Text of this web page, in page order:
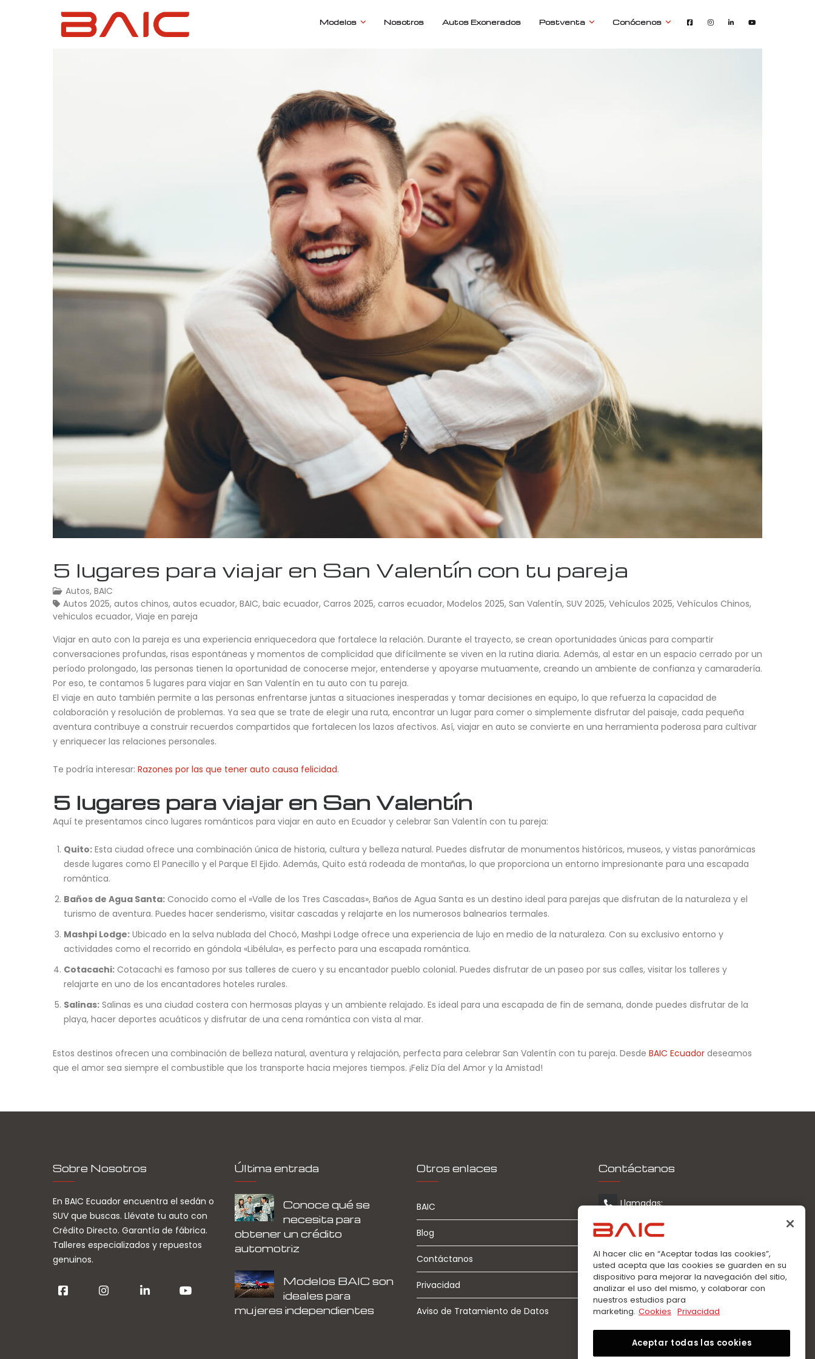
Modelos Nosotros Autos Exonerados Postventa Conócenos
5 lugares para viajar en San Valentín con tu pareja
Autos, BAIC
Autos 2025, autos chinos, autos ecuador, BAIC, baic ecuador, Carros 2025, carros ecuador, Modelos 2025, San Valentín, SUV 2025, Vehículos 2025, Vehículos Chinos,
vehiculos ecuador, Viaje en pareja
Viajar en auto con la pareja es una experiencia enriquecedora que fortalece la relación. Durante el trayecto, se crean oportunidades únicas para compartir
conversaciones profundas, risas espontáneas y momentos de complicidad que difícilmente se viven en la rutina diaria. Además, al estar en un espacio cerrado por un
período prolongado, las personas tienen la oportunidad de conocerse mejor, entenderse y apoyarse mutuamente, creando un ambiente de confianza y camaradería.
Por eso, te contamos 5 lugares para viajar en San Valentín en tu auto con tu pareja.
El viaje en auto también permite a las personas enfrentarse juntas a situaciones inesperadas y tomar decisiones en equipo, lo que refuerza la capacidad de
colaboración y resolución de problemas. Ya sea que se trate de elegir una ruta, encontrar un lugar para comer o simplemente disfrutar del paisaje, cada pequeña
aventura contribuye a construir recuerdos compartidos que fortalecen los lazos afectivos. Así, viajar en auto se convierte en una herramienta poderosa para cultivar
y enriquecer las relaciones personales.
Te podría interesar: Razones por las que tener auto causa felicidad.
5 lugares para viajar en San Valentín
Aquí te presentamos cinco lugares románticos para viajar en auto en Ecuador y celebrar San Valentín con tu pareja:
Quito: Esta ciudad ofrece una combinación única de historia, cultura y belleza natural. Puedes disfrutar de monumentos históricos, museos, y vistas panorámicas
desde lugares como El Panecillo y el Parque El Ejido. Además, Quito está rodeada de montañas, lo que proporciona un entorno impresionante para una escapada
romántica.
Baños de Agua Santa: Conocido como el «Valle de los Tres Cascadas», Baños de Agua Santa es un destino ideal para parejas que disfrutan de la naturaleza y el
turismo de aventura. Puedes hacer senderismo, visitar cascadas y relajarte en los numerosos balnearios termales.
Mashpi Lodge: Ubicado en la selva nublada del Chocó, Mashpi Lodge ofrece una experiencia de lujo en medio de la naturaleza. Con su exclusivo entorno y
actividades como el recorrido en góndola «Libélula», es perfecto para una escapada romántica.
Cotacachi: Cotacachi es famoso por sus talleres de cuero y su encantador pueblo colonial. Puedes disfrutar de un paseo por sus calles, visitar los talleres y
relajarte en uno de los encantadores hoteles rurales.
Salinas: Salinas es una ciudad costera con hermosas playas y un ambiente relajado. Es ideal para una escapada de fin de semana, donde puedes disfrutar de la
playa, hacer deportes acuáticos y disfrutar de una cena romántica con vista al mar.
Estos destinos ofrecen una combinación de belleza natural, aventura y relajación, perfecta para celebrar San Valentín con tu pareja. Desde BAIC Ecuador deseamos
que el amor sea siempre el combustible que los transporte hacia mejores tiempos. ¡Feliz Día del Amor y la Amistad!
Sobre Nosotros
En BAIC Ecuador encuentra el sedán o
SUV que buscas. Llévate tu auto con
Crédito Directo. Garantía de fábrica.
Talleres especializados y repuestos
genuinos.
Última entrada
Conoce qué se
necesita para
obtener un crédito
automotriz
Modelos BAIC son
ideales para
mujeres independientes
Otros enlaces
BAIC
Blog
Contáctanos
Privacidad
Aviso de Tratamiento de Datos
Contáctanos
Llamadas:
0963360021
WhatsApp:
0963360021
Al hacer clic en “Aceptar todas las cookies”,
usted acepta que las cookies se guarden en su
dispositivo para mejorar la navegación del sitio,
analizar el uso del mismo, y colaborar con
nuestros estudios para
marketing. Cookies Privacidad
Aceptar todas las cookies